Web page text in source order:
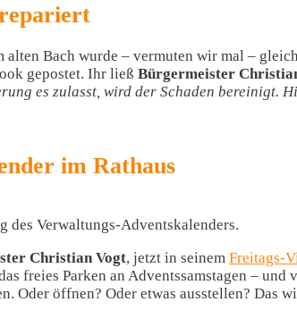
Bach wurde – vermuten wir mal –
gepostet. Ihr ließ Bürgermeister
es zulasst, wird der Schaden bereinigt.
im Rathaus
des Verwaltungs-Adventskalenders.
Christian Vogt, jetzt in seinem Freitags-
freies Parken an Adventssamstagen –
Oder öffnen? Oder etwas ausstellen?